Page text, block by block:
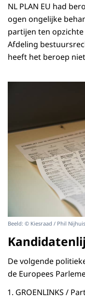
NL PLAN EU had
ogen ongelijke
partijen ten
Afdeling
heeft het beroep
Beeld: © Kiesraad / Phil Nijhuis
De volgende
de Europees
GROENLINKS /